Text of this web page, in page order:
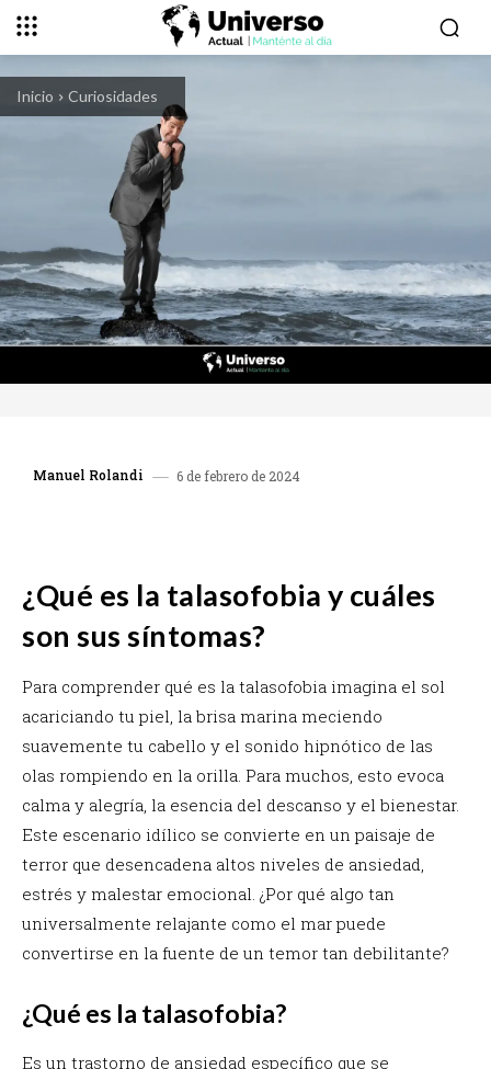
Inicio Curiosidades
Manuel Rolandi 6 de febrero de 2024
¿Qué es la talasofobia y cuáles
son sus síntomas?
Para comprender qué es la talasofobia imagina el sol
acariciando tu piel, la brisa marina meciendo
suavemente tu cabello y el sonido hipnótico de las
olas rompiendo en la orilla. Para muchos, esto evoca
calma y alegría, la esencia del descanso y el bienestar.
Este escenario idílico se convierte en un paisaje de
terror que desencadena altos niveles de ansiedad,
estrés y malestar emocional. ¿Por qué algo tan
universalmente relajante como el mar puede
convertirse en la fuente de un temor tan debilitante?
¿Qué es la talasofobia?
Es un trastorno de ansiedad específico que se